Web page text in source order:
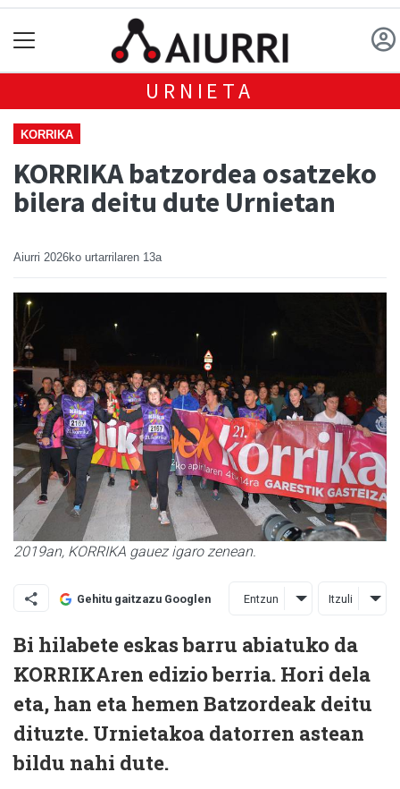
URNIETA
KORRIKA
KORRIKA batzordea osatzeko
bilera deitu dute Urnietan
Aiurri 2026ko urtarrilaren 13a
2019an, KORRIKA gauez igaro zenean.
Gehitu gaitzazu Googlen Entzun Itzuli
Bi hilabete eskas barru abiatuko da
KORRIKAren edizio berria. Hori dela
eta, han eta hemen Batzordeak deitu
dituzte. Urnietakoa datorren astean
bildu nahi dute.